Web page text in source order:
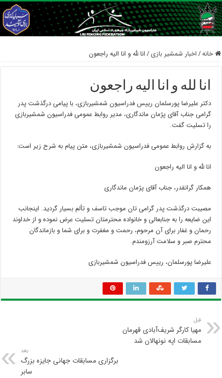
خانه/اخبار شمشیر بازی /انا لله و انا الیه راجعون
انا لله و انا الیه راجعون
دکتر علیرضا پورسلمان رییس فدراسیون شمشیربازی، با پیامی درگذشت پدر
گرامی جناب آقای پژمان ماندگاری، مدیر روابط عمومی فدراسیون شمشیربازی
را تسلیت گفت.
به گزارش روابط عمومی فدراسیون شمشیربازی، متن پیام به شرح زیر است:
انا لله و انا الیه راجعون
همکار گرانقدر، جناب آقای پژمان ماندگاری
مصیبت درگذشت پدر گرامی تان موجب تاسف و تألم بسیار گردید. اینجانب
این ضایعه را به جنابعالی و خانواده محترمتان تسلیت عرض نموده و از خداوند
رحمان و غفار برای آن مرحوم، رحمت و مغفرت و برای شما و بازماندگان
محترم صبر و سلامت آرزومندم.
علیرضا پورسلمان، رییس فدراسیون شمشیربازی
قبل
مهیا کارگر شریف‌آبادی قهرمان
مسابقات اپه نونهالان شد
بعد
برگزاری مسابقات جهانی جایزه بزرگ
سابر